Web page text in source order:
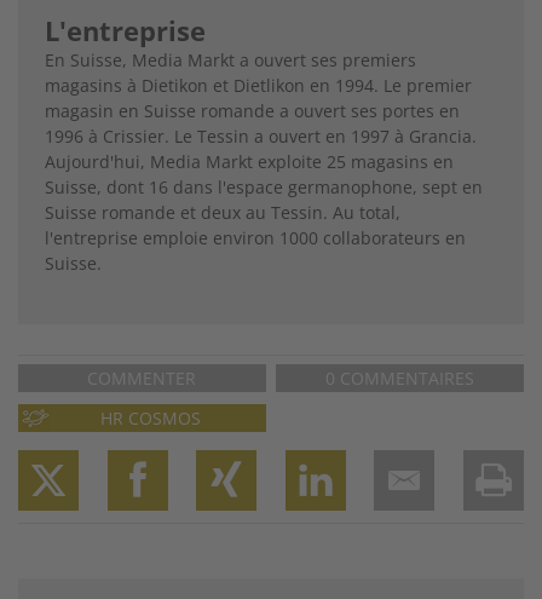
L'entreprise
En Suisse, Media Markt a ouvert ses premiers
magasins à Dietikon et Dietlikon en 1994. Le premier
magasin en Suisse romande a ouvert ses portes en
1996 à Crissier. Le Tessin a ouvert en 1997 à Grancia.
Aujourd'hui, Media Markt exploite 25 magasins en
Suisse, dont 16 dans l'espace germanophone, sept en
Suisse romande et deux au Tessin. Au total,
l'entreprise emploie environ 1000 collaborateurs en
Suisse.
COMMENTER
0 COMMENTAIRES
HR COSMOS
TwitterFacebook
XINGLinkedIn
Email